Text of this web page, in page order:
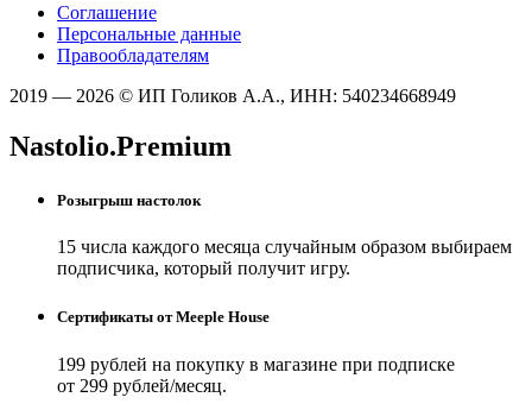
Соглашение
Персональные данные
Правообладателям
2019 — 2026 © ИП Голиков А.А., ИНН: 540234668949
Nastolio.Premium
Розыгрыш настолок
15 числа каждого месяца случайным образом выбираем
подписчика, который получит игру.
Сертификаты от Meeple House
199 рублей на покупку в магазине при подписке
от 299 рублей/месяц.